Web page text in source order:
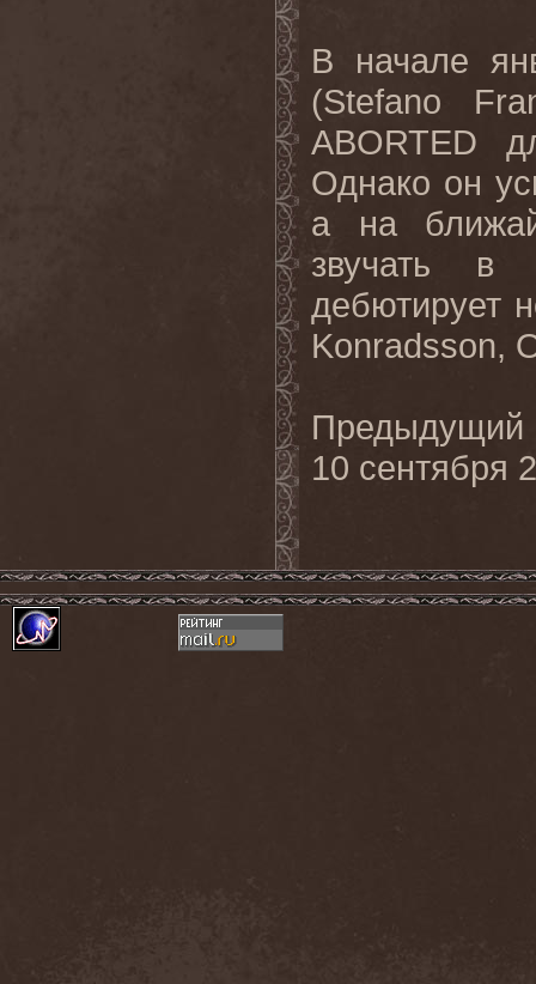
В начале
(Stefano
ABORTED
Однако он
а на
звучать в
дебютирует
Konradsson,
10 сентября